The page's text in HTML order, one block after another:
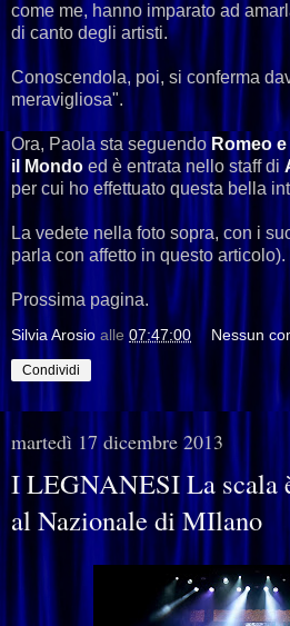
come me, hanno imparato ad
di canto degli artisti.
Conoscendola, poi, si conferma
meravigliosa".
Ora, Paola sta seguendo Romeo
il Mondo ed è entrata nello staff di
per cui ho effettuato questa bella
La vedete nella foto sopra, con i
parla con affetto in questo articolo).
Prossima pagina.
Silvia Arosio alle 07:47:00 Nessun
Condividi
martedì 17 dicembre 2013
I LEGNANESI La scala
al Nazionale di MIlano